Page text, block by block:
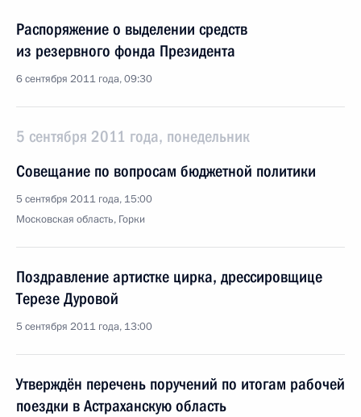
Распоряжение о выделении средств
из резервного фонда Президента
6 сентября 2011 года, 09:30
5 сентября 2011 года, понедельник
Совещание по вопросам бюджетной политики
5 сентября 2011 года, 15:00
Московская область, Горки
Поздравление артистке цирка, дрессировщице
Терезе Дуровой
5 сентября 2011 года, 13:00
Утверждён перечень поручений по итогам рабочей
поездки в Астраханскую область